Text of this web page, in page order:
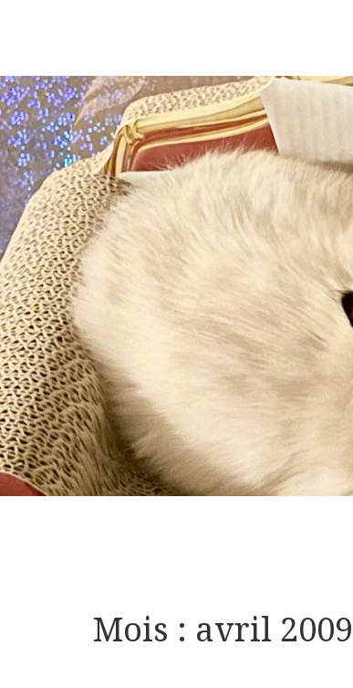
Mois : avril 2009